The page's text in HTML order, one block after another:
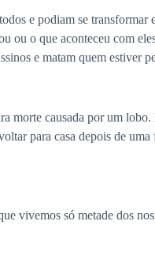
e podiam se transformar
ou o que aconteceu com
e matam quem estiver
morte causada por um
para casa depois de
vivemos só metade dos